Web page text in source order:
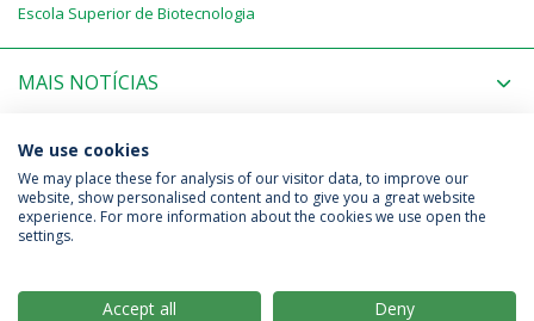
Escola Superior de Biotecnologia
MAIS NOTÍCIAS
PRÓXIMOS EVENTOS
Política de Privacidade
Termos & Condições
We use cookies
We may place these for analysis of our visitor data, to improve our
website, show personalised content and to give you a great website
experience. For more information about the cookies we use open the
settings.
Accept all Deny